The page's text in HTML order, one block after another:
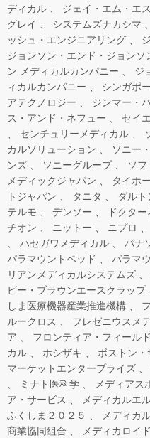
ディカル ジェイ・エム・エス
グレイ
システムズナカシマ
ッシュ・エンジニアリング
ジョンソン・エンド・ジョンソ
ン メディカルカンパニー
ジ
ィカルカンパニー
シンガポ
アテクノロジー
ジンマー・
ス・アンド・ネフュー
セイ
センチュリーメディカル
カルソリューション
ソニー
ンズ
ソニーグループ ソフ
メディックジャパン
タイホー
トジャパン
タニタ ダルト
テルモ
デンソー ドクター
チオン
ニットー ニプロ
ハセガワメディカル
パナ
パラマウントベッド
パラマ
リアンメディカルシステムズ
ビー・ブラウンエースクラップ
しま医療機器産業推進機構
ルークロス
フレゼニウスメ
ア
フロンティア・フィールド
カル
ホシザキ
ボストン・
マーケットエンタープライズ
ミナト医科学
メディアス
ア・サービス
メディカルエ
ふくしま２０２５
メディカ
商業協同組合
メディカロイド